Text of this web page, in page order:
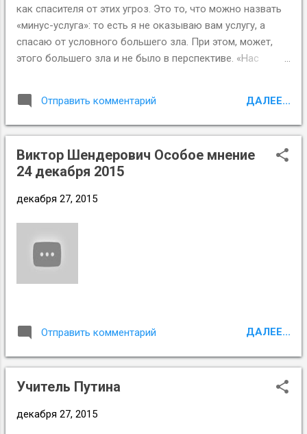
как спасителя от этих угроз. Это то, что можно назвать
«минус-услуга»: то есть я не оказываю вам услугу, а
спасаю от условного большего зла. При этом, может,
этого большего зла и не было в перспективе. «Нас
своем интервью. — Но мы же не видим пустых полок».
Предполагается, это он молодец и политика его
чудесная. То, что ассортимент стал уже, цены выше и
карточками и поеданием кошек, от которых, как
предполагается, нас уберегли."
Отправить комментарий ДАЛЕЕ...
Виктор Шендерович Особое мнение
24 декабря 2015
декабря 27, 2015
Отправить комментарий ДАЛЕЕ...
Учитель Путина
декабря 27, 2015